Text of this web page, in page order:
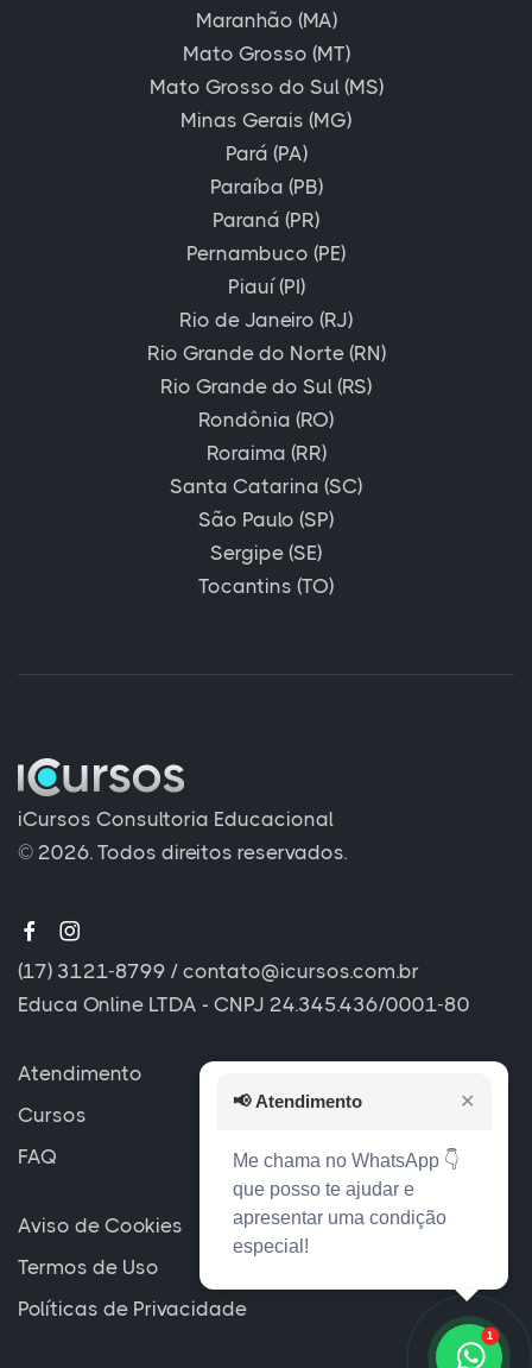
Maranhão (MA)
Mato Grosso (MT)
Mato Grosso do Sul (MS)
Minas Gerais (MG)
Pará (PA)
Paraíba (PB)
Paraná (PR)
Pernambuco (PE)
Piauí (PI)
Rio de Janeiro (RJ)
Rio Grande do Norte (RN)
Rio Grande do Sul (RS)
Rondônia (RO)
Roraima (RR)
Santa Catarina (SC)
São Paulo (SP)
Sergipe (SE)
Tocantins (TO)
iCursos Consultoria Educacional
© 2026. Todos direitos reservados.
(17) 3121-8799 / contato@icursos.com.br
Educa Online LTDA - CNPJ 24.345.436/0001-80
Atendimento
Cursos
FAQ
Aviso de Cookies
Termos de Uso
Políticas de Privacidade
1
📢 Atendimento ✕
Me chama no WhatsApp 👇
que posso te ajudar e
apresentar uma condição
especial!